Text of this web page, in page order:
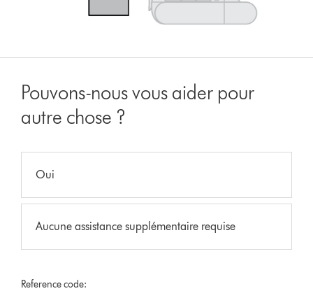
Pouvons-nous vous aider pour
autre chose ?
Oui
Aucune assistance supplémentaire requise
Reference code: